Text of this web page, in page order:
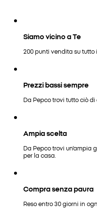
Siamo vicino a Te
200 punti vendita su tutto
Prezzi bassi sempre
Da Pepco trovi tutto ciò
Ampia scelta
Da Pepco trovi un'ampia
per la casa.
Compra senza paura
Reso entro 30 giorni in